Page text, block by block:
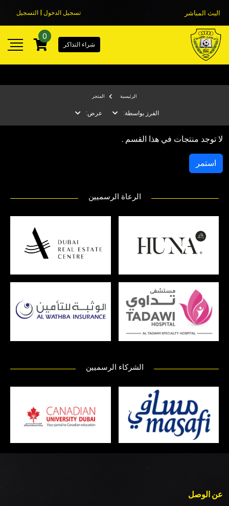
البث المباشر تسجيل الدخول | التسجيل
شراء التذاكر
0
الرئيسية المتجر
الفرز بواسطة: عرض:
لا توجد منتجات في هذا القسم .
استمر
الرعاة الرسميين
الشركاء الرسميين
عن الوصل